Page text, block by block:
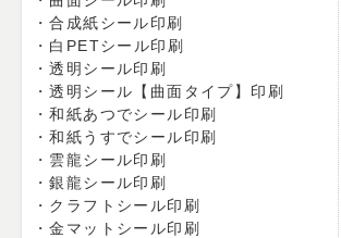
合成紙シール印刷
白PETシール印刷
透明シール印刷
透明シール【曲面タイプ】印刷
和紙あつでシール印刷
和紙うすでシール印刷
雲龍シール印刷
銀龍シール印刷
クラフトシール印刷
金マットシール印刷